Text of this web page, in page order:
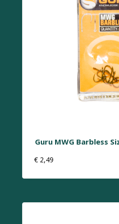
Guru MWG Barbless
€ 2,49